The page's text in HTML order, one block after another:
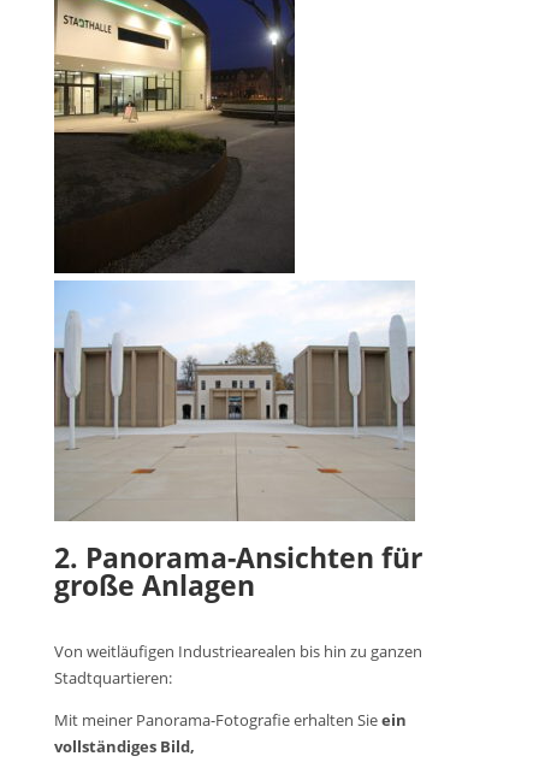
2. Panorama-Ansichten für
große Anlagen
Von weitläufigen Industriearealen bis hin zu ganzen
Stadtquartieren:
Mit meiner Panorama-Fotografie erhalten Sieein
vollständiges Bild,